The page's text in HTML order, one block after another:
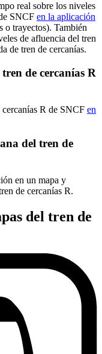
real sobre los niveles
SNCF en la aplicación
o trayectos). También
de afluencia del tren
de tren de cercanías.
de cercanías R
R de SNCF en
del tren de
en un mapa y
de cercanías R.
del tren de